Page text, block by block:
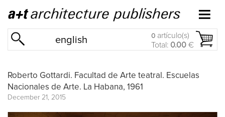
english 0 artículo(s)
Total: 0.00 €
Roberto Gottardi. Facultad de Arte teatral. Escuelas
Nacionales de Arte. La Habana, 1961
December 21, 2015